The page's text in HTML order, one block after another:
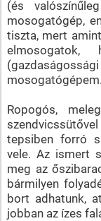
(és
mosogatógép,
tiszta, mert
mosogatógépem.
Ropogós,
tepsiben forró
vele. Az ismert
meg az
bármilyen
bort adhatunk,
jobban az ízes